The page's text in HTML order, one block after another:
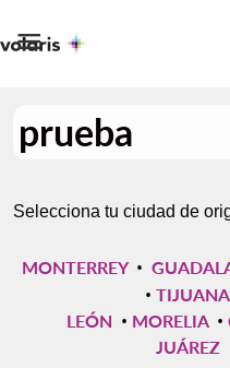

prueba
Selecciona tu ciudad de
MONTERREY •
• TIJUANA
LEÓN • MORELIA •
JUÁREZ